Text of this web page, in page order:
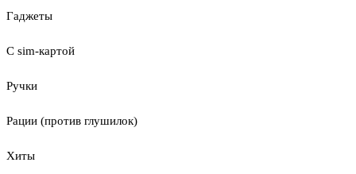
Гаджеты
С sim-картой
Ручки
Рации (против глушилок)
Хиты